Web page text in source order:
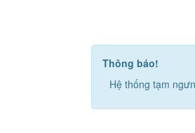
Thông báo!
Hệ thống tạm